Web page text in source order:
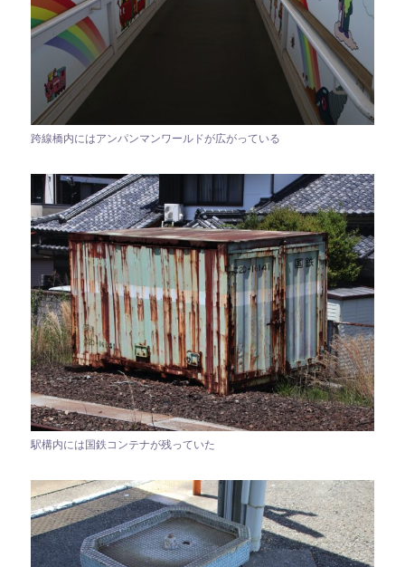
跨線橋内にはアンパンマンワールドが広がっている
駅構内には国鉄コンテナが残っていた